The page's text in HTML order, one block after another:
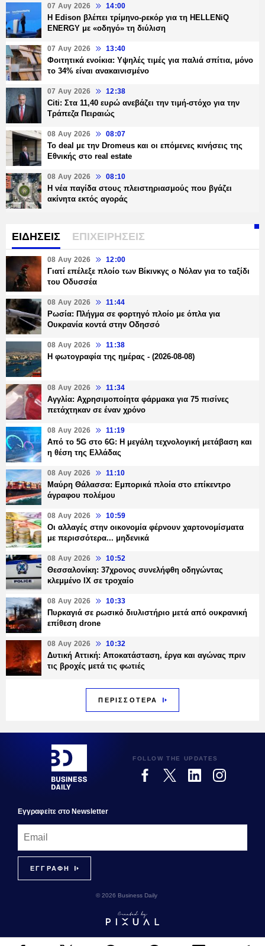
07 Αυγ 2026 14:00
Η Edison βλέπει τρίμηνο-ρεκόρ για τη HELLENiQ
ENERGY με «οδηγό» τη διύλιση
07 Αυγ 2026 13:40
Φοιτητικά ενοίκια: Υψηλές τιμές για παλιά σπίτια, μόνο
το 34% είναι ανακαινισμένο
07 Αυγ 2026 12:38
Citi: Στα 11,40 ευρώ ανεβάζει την τιμή-στόχο για την
Τράπεζα Πειραιώς
08 Αυγ 2026 08:07
Το deal με την Dromeus και οι επόμενες κινήσεις της
Εθνικής στο real estate
08 Αυγ 2026 08:10
Η νέα παγίδα στους πλειστηριασμούς που βγάζει
ακίνητα εκτός αγοράς
ΕΙΔΗΣΕΙΣ ΕΠΙΧΕΙΡΗΣΕΙΣ
08 Αυγ 2026 12:00
Γιατί επέλεξε πλοίο των Βίκινκγς ο Νόλαν για το ταξίδι
του Οδυσσέα
08 Αυγ 2026 11:44
Ρωσία: Πλήγμα σε φορτηγό πλοίο με όπλα για
Ουκρανία κοντά στην Οδησσό
08 Αυγ 2026 11:38
Η φωτογραφία της ημέρας - (2026-08-08)
08 Αυγ 2026 11:34
Αγγλία: Αχρησιμοποίητα φάρμακα για 75 πισίνες
πετάχτηκαν σε έναν χρόνο
08 Αυγ 2026 11:19
Από το 5G στο 6G: Η μεγάλη τεχνολογική μετάβαση και
η θέση της Ελλάδας
08 Αυγ 2026 11:10
Μαύρη Θάλασσα: Εμπορικά πλοία στο επίκεντρο
άγραφου πολέμου
08 Αυγ 2026 10:59
Οι αλλαγές στην οικονομία φέρνουν χαρτονομίσματα
με περισσότερα... μηδενικά
08 Αυγ 2026 10:52
Θεσσαλονίκη: 37χρονος συνελήφθη οδηγώντας
κλεμμένο ΙΧ σε τροχαίο
08 Αυγ 2026 10:33
Πυρκαγιά σε ρωσικό διυλιστήριο μετά από ουκρανική
επίθεση drone
08 Αυγ 2026 10:32
Δυτική Αττική: Αποκατάσταση, έργα και αγώνας πριν
τις βροχές μετά τις φωτιές
ΠΕΡΙΣΣΟΤΕΡΑ
FOLLOW THE UPDATES
Εγγραφεiτε στο Newsletter
© 2026 Business Daily